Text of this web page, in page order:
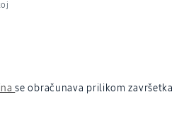
se obračunava prilikom završetka